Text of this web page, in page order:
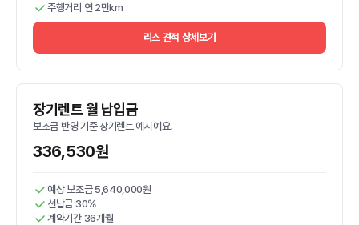
주행거리 연 2만km
리스 견적 상세보기
장기렌트 월 납입금
보조금 반영 기준 장기렌트 예시예요.
336,530원
예상 보조금 5,640,000원
선납금 30%
계약기간 36개월